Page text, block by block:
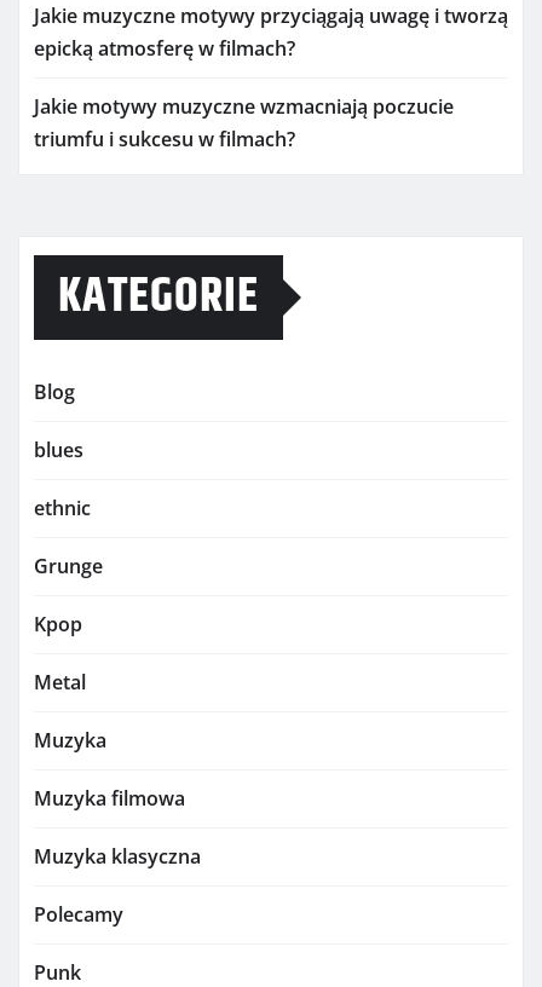
Jakie muzyczne motywy przyciągają uwagę i tworzą
epicką atmosferę w filmach?
Jakie motywy muzyczne wzmacniają poczucie
triumfu i sukcesu w filmach?
KATEGORIE
Blog
blues
ethnic
Grunge
Kpop
Metal
Muzyka
Muzyka filmowa
Muzyka klasyczna
Polecamy
Punk